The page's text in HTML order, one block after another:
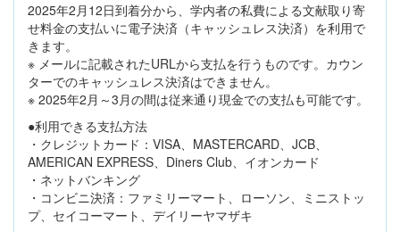
2025年2月12日到着分から、学内者の私費による文献取り寄
せ料金の支払いに電子決済（キャッシュレス決済）を利用で
きます。
※ メールに記載されたURLから支払を行うものです。カウン
ターでのキャッシュレス決済はできません。
※ 2025年2月～3月の間は従来通り現金での支払も可能です。
●利用できる支払方法
・クレジットカード：VISA、MASTERCARD、JCB、
AMERICAN EXPRESS、Diners Club、イオンカード
・ネットバンキング
・コンビニ決済：ファミリーマート、ローソン、ミニストッ
プ、セイコーマート、デイリーヤマザキ